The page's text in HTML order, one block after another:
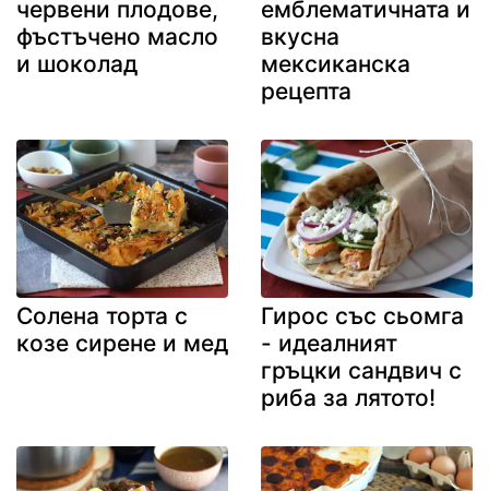
червени плодове,
фъстъчено масло
и шоколад
емблематичната и
вкусна
мексиканска
рецепта
Солена торта с
козе сирене и мед
Гирос със сьомга
- идеалният
гръцки сандвич с
риба за лятото!